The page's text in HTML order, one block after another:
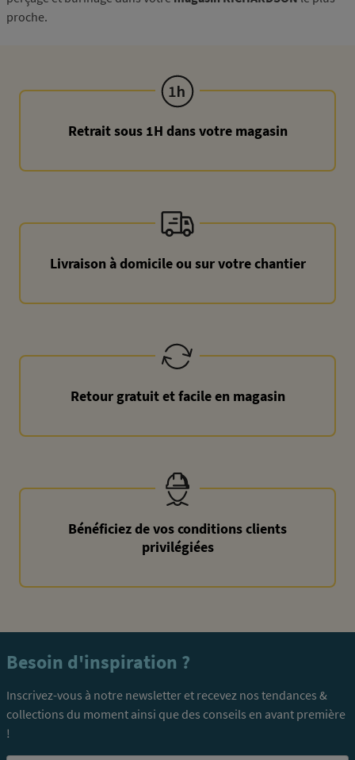
proche.
Retrait sous 1H dans votre magasin
Livraison à domicile ou sur votre chantier
Retour gratuit et facile en magasin
Bénéficiez de vos conditions clients
privilégiées
Besoin d'inspiration ?
Inscrivez-vous à notre newsletter et recevez nos tendances &
collections du moment ainsi que des conseils en avant première
!